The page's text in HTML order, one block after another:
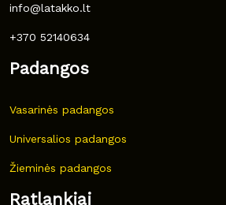
info@latakko.lt
+370 52140634
Padangos
Vasarinės padangos
Universalios padangos
Žieminės padangos
Ratlankiai